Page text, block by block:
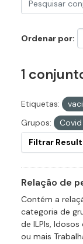
Ordenar por
1
Etiquetas:
Grupos:
Covid
Filtrar
Relação de
Contém a
categoria de
de ILPIs,
ou mais